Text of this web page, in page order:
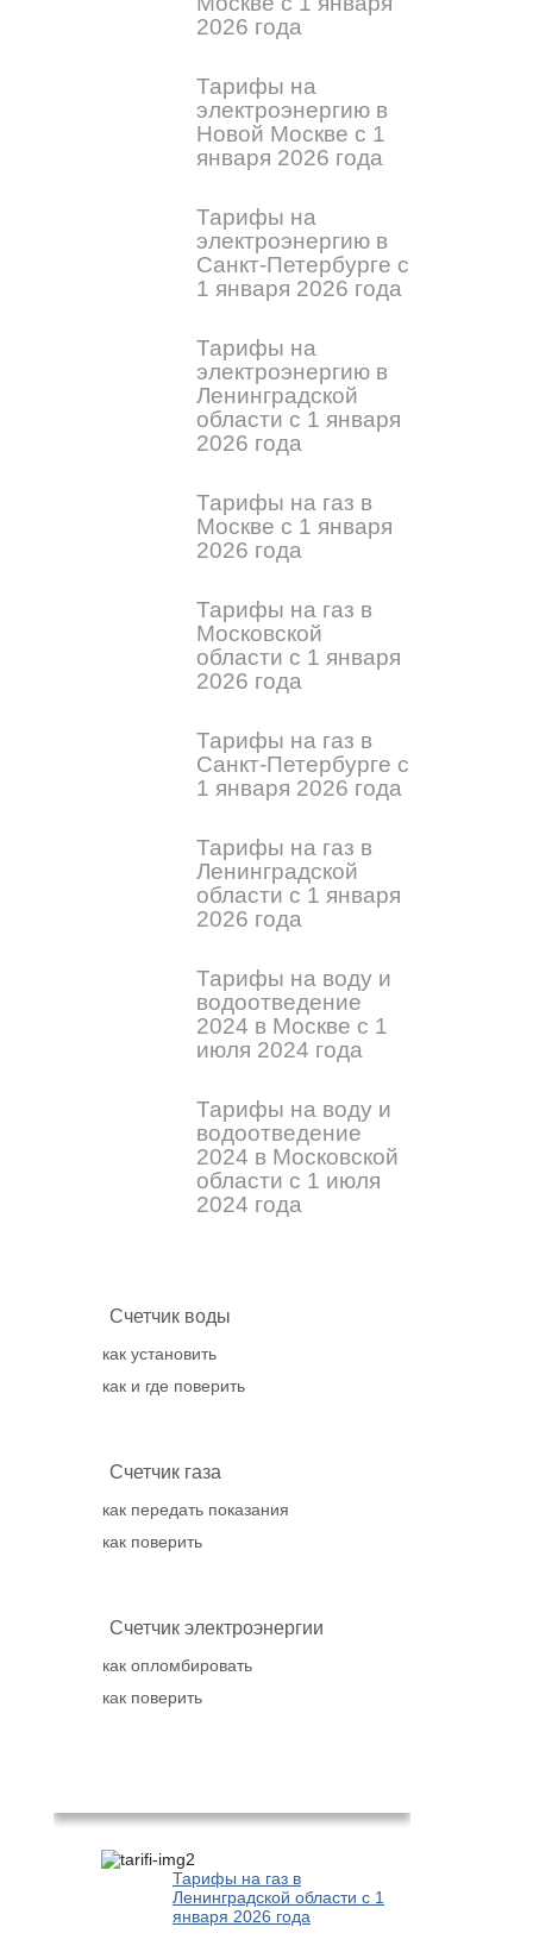
2026 года
Тарифы на
электроэнергию в
Новой Москве с 1
января 2026 года
Тарифы на
электроэнергию в
Санкт-Петербурге с
1 января 2026 года
Тарифы на
электроэнергию в
Ленинградской
области с 1 января
2026 года
Тарифы на газ в
Москве с 1 января
2026 года
Тарифы на газ в
Московской
области с 1 января
2026 года
Тарифы на газ в
Санкт-Петербурге с
1 января 2026 года
Тарифы на газ в
Ленинградской
области с 1 января
2026 года
Тарифы на воду и
водоотведение
2024 в Москве с 1
июля 2024 года
Тарифы на воду и
водоотведение
2024 в Московской
области с 1 июля
2024 года
Счетчик воды
как установить
как и где поверить
Счетчик газа
как передать показания
как поверить
Счетчик электроэнергии
как опломбировать
как поверить
Тарифы на газ в
Ленинградской области с 1
января 2026 года